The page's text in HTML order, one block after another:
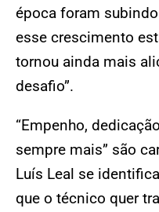
época foram
esse crescimento
tornou ainda mais
desafio”.
“Empenho,
sempre mais” são
Luís Leal se
que o técnico quer